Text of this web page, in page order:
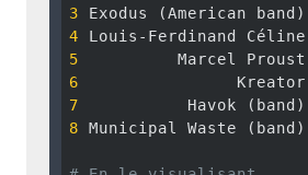
3 Exodus (American
4 Louis-Ferdinand
5
Marcel
6
7
Havok
8 Municipal Waste